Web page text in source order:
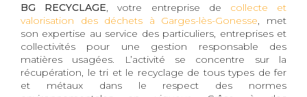
BG RECYCLAGE, votre entreprise de collecte et
valorisation des déchets à Garges-lès-Gonesse, met
son expertise au service des particuliers, entreprises et
collectivités pour une gestion responsable des
matières usagées. L’activité se concentre sur la
récupération, le tri et le recyclage de tous types de fer
et métaux dans le respect des normes